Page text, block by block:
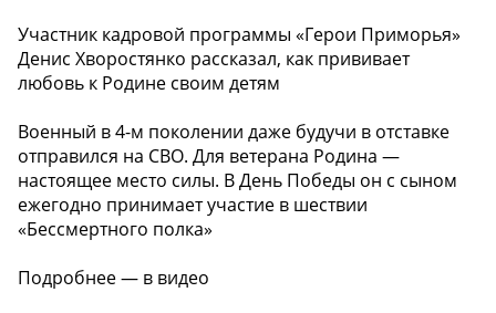
Участник кадровой программы «Герои Приморья»
Денис Хворостянко рассказал, как прививает
любовь к Родине своим детям
Военный в 4-м поколении даже будучи в отставке
отправился на СВО. Для ветерана Родина —
настоящее место силы. В День Победы он с сыном
ежегодно принимает участие в шествии
«Бессмертного полка»
Подробнее — в видео